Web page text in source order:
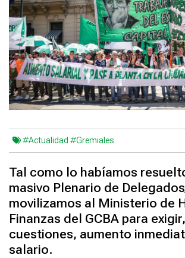
#Actualidad #Gremiales
Tal como lo habíamos
masivo Plenario de
movilizamos al Ministerio de
Finanzas del GCBA para
cuestiones, aumento
salario.